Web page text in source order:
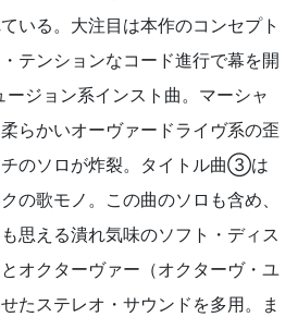
いる。大注目は本作のコンセプト
テンションなコード進行で幕を開
ジョン系インスト曲。マーシャ
らかいオーヴァードライヴ系の歪
のソロが炸裂。タイトル曲③は
の歌モノ。この曲のソロも含め、
思える潰れ気味のソフト・ディス
オクターヴァー（オクターヴ・ユ
たステレオ・サウンドを多用。ま